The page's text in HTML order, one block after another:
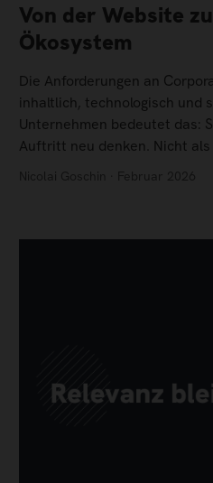
Von der Website
Ökosystem
Die Anforderungen an
inhaltlich, technologisch und
Unternehmen bedeutet das:
Auftritt neu denken. Nicht als